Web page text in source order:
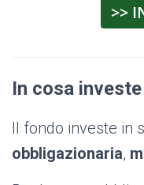
>>
In cosa investe
Il fondo investe in
obbligazionaria,